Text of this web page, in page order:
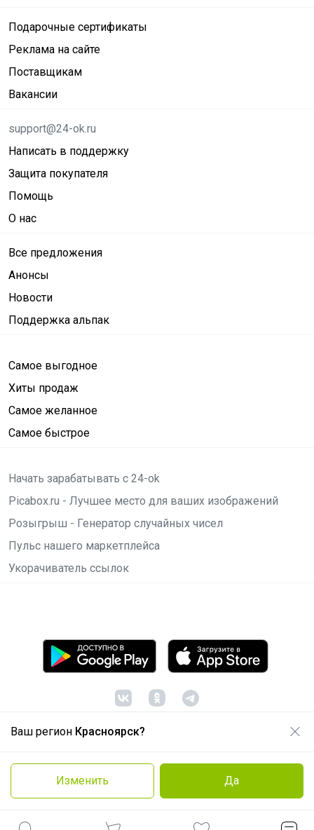
Ваш регион Красноярск?
Изменить Да
Подарочные сертификаты
Реклама на сайте
Поставщикам
Вакансии
support@24-ok.ru
Написать в поддержку
Защита покупателя
Помощь
О нас
Все предложения
Анонсы
Новости
Поддержка альпак
Самое выгодное
Хиты продаж
Самое желанное
Самое быстрое
Начать зарабатывать с 24-ok
Picabox.ru - Лучшее место для ваших изображений
Розыгрыш - Генератор случайных чисел
Пульс нашего маркетплейса
Укорачиватель ссылок
© ООО "Лявита", ОГРН 1122468054070, 2012 -2026
Политика конфиденциальности
Cоглашение пользователя